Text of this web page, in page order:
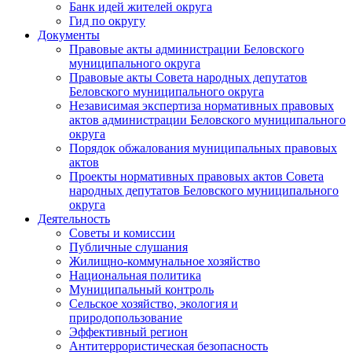
Банк идей жителей округа
Гид по округу
Документы
Правовые акты администрации Беловского
муниципального округа
Правовые акты Совета народных депутатов
Беловского муниципального округа
Независимая экспертиза нормативных правовых
актов администрации Беловского муниципального
округа
Порядок обжалования муниципальных правовых
актов
Проекты нормативных правовых актов Совета
народных депутатов Беловского муниципального
округа
Деятельность
Советы и комиссии
Публичные слушания
Жилищно-коммунальное хозяйство
Национальная политика
Муниципальный контроль
Сельское хозяйство, экология и
природопользование
Эффективный регион
Антитеррористическая безопасность